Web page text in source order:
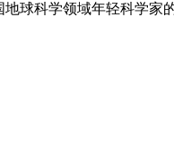
球科学领域年轻科学家